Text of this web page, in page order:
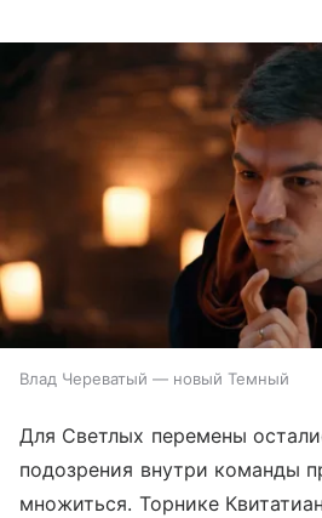
Влад Череватый — новый Темный
Для Светлых перемены
подозрения внутри команды
множиться. Торнике